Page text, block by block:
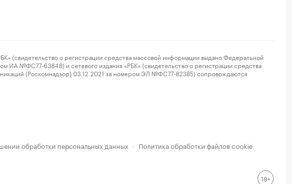
о регистрации средства массовой информации выдано Федеральной
ИА №ФС77-63848) и сетевого издания «РБК» (свидетельство о регистрации средства
(Роскомнадзор) 03.12.2021 за номером ЭЛ №ФС77-82385) сопровождаются
обработки персональных данных · Политика обработки файлов cookie
18+